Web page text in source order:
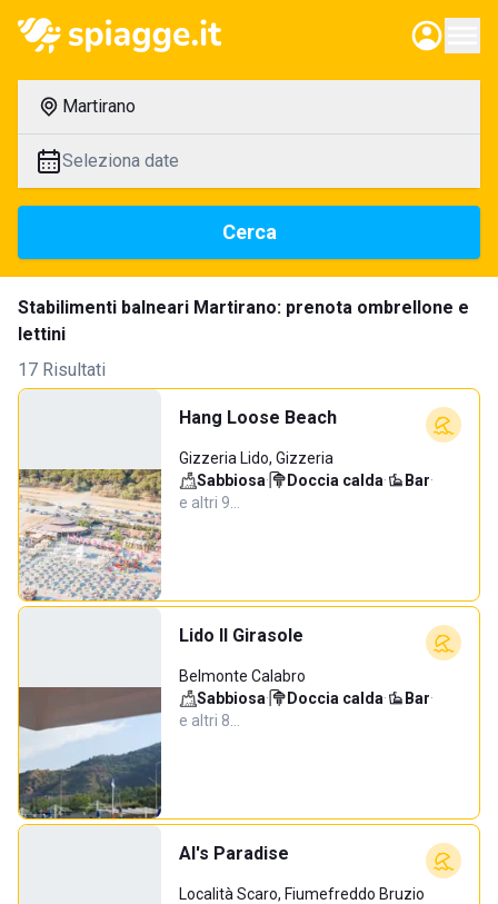
Martirano
Seleziona date
Cerca
Stabilimenti balneari Martirano: prenota ombrellone e
lettini
17 Risultati
Hang Loose Beach
Gizzeria Lido, Gizzeria
Sabbiosa· Doccia calda· Bar·
e altri 9…
Lido Il Girasole
Belmonte Calabro
Sabbiosa· Doccia calda· Bar·
e altri 8…
Al's Paradise
Località Scaro, Fiumefreddo Bruzio